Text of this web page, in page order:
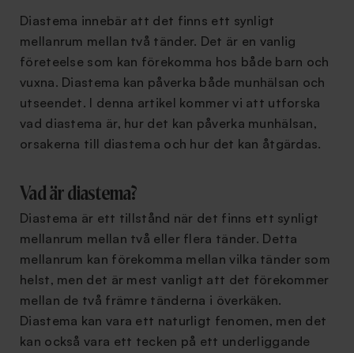
Diastema innebär att det finns ett synligt
mellanrum mellan två tänder. Det är en vanlig
företeelse som kan förekomma hos både barn och
vuxna. Diastema kan påverka både munhälsan och
utseendet. I denna artikel kommer vi att utforska
vad diastema är, hur det kan påverka munhälsan,
orsakerna till diastema och hur det kan åtgärdas.
Vad är diastema?
Diastema är ett tillstånd när det finns ett synligt
mellanrum mellan två eller flera tänder. Detta
mellanrum kan förekomma mellan vilka tänder som
helst, men det är mest vanligt att det förekommer
mellan de två främre tänderna i överkäken.
Diastema kan vara ett naturligt fenomen, men det
kan också vara ett tecken på ett underliggande